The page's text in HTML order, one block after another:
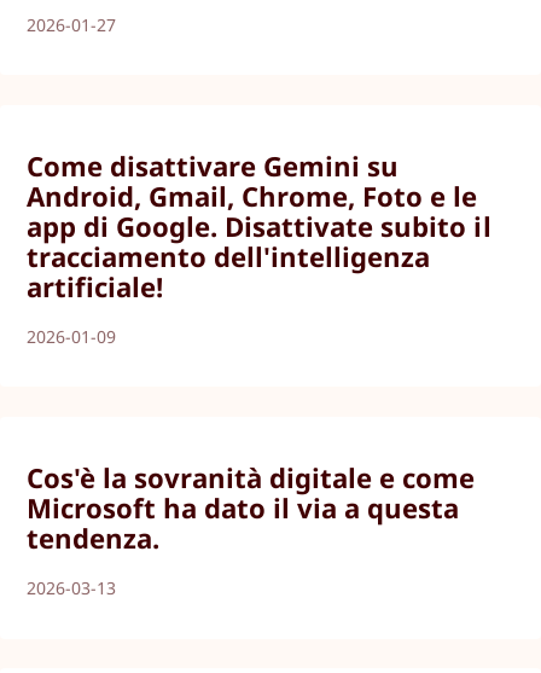
2026-01-27
Come disattivare Gemini su
Android, Gmail, Chrome, Foto e le
app di Google. Disattivate subito il
tracciamento dell'intelligenza
artificiale!
2026-01-09
Cos'è la sovranità digitale e come
Microsoft ha dato il via a questa
tendenza.
2026-03-13